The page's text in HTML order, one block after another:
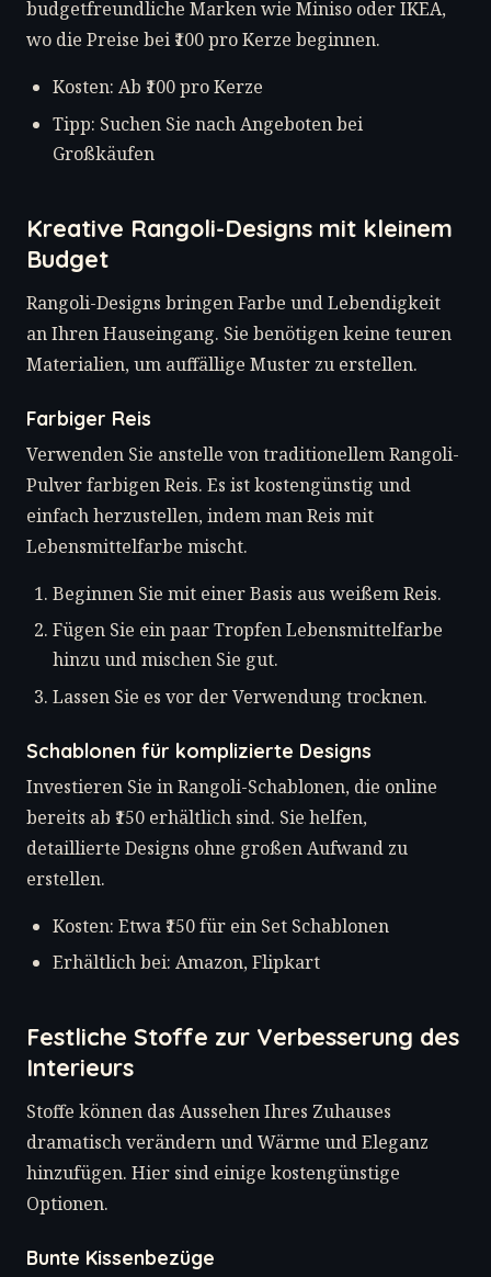
budgetfreundliche Marken wie Miniso oder IKEA,
wo die Preise bei ₹100 pro Kerze beginnen.
Kosten: Ab ₹100 pro Kerze
Tipp: Suchen Sie nach Angeboten bei
Großkäufen
Kreative Rangoli-Designs mit kleinem
Budget
Rangoli-Designs bringen Farbe und Lebendigkeit
an Ihren Hauseingang. Sie benötigen keine teuren
Materialien, um auffällige Muster zu erstellen.
Farbiger Reis
Verwenden Sie anstelle von traditionellem Rangoli-
Pulver farbigen Reis. Es ist kostengünstig und
einfach herzustellen, indem man Reis mit
Lebensmittelfarbe mischt.
Beginnen Sie mit einer Basis aus weißem Reis.
Fügen Sie ein paar Tropfen Lebensmittelfarbe
hinzu und mischen Sie gut.
Lassen Sie es vor der Verwendung trocknen.
Schablonen für komplizierte Designs
Investieren Sie in Rangoli-Schablonen, die online
bereits ab ₹150 erhältlich sind. Sie helfen,
detaillierte Designs ohne großen Aufwand zu
erstellen.
Kosten: Etwa ₹150 für ein Set Schablonen
Erhältlich bei: Amazon, Flipkart
Festliche Stoffe zur Verbesserung des
Interieurs
Stoffe können das Aussehen Ihres Zuhauses
dramatisch verändern und Wärme und Eleganz
hinzufügen. Hier sind einige kostengünstige
Optionen.
Bunte Kissenbezüge